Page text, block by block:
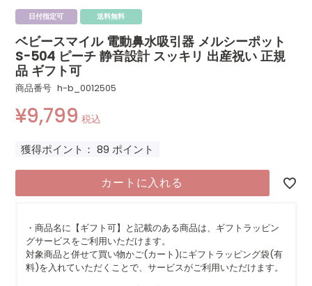
日付指定可 送料無料
ベビースマイル 電動鼻水吸引器 メルシーポット
S-504 ピーチ 静音設計 スッキリ 出産祝い 正規
品 ギフト可
商品番号 h-b_0012505
¥9,799 税込
獲得ポイント： 89 ポイント
カートに入れる
・商品名に【ギフト可】と記載のある商品は、ギフトラッピン
グサービスをご利用いただけます。
対象商品と併せて買い物かご(カート)にギフトラッピング袋(有
料)を入れていただくことで、サービスがご利用いただけます。